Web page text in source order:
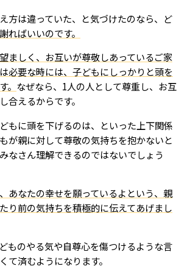
方は違っていた、と気づけたのなら、ど
謝ればいいのです。
ましく、お互いが尊敬しあっているご家
必要な時には、子どもにしっかりと頭を
。 なぜなら、1人の人として尊重し、お互
合えるからです。
もに頭を下げるのは、といった上下関係
が親に対して尊敬の気持ちを抱かないと
なさん理解できるのではないでしょう
あなたの幸せを願っているよという、親
り前の気持ちを積極的に伝えてあげまし
ものやる気や自尊心を傷つけるような言
て済むようになります。